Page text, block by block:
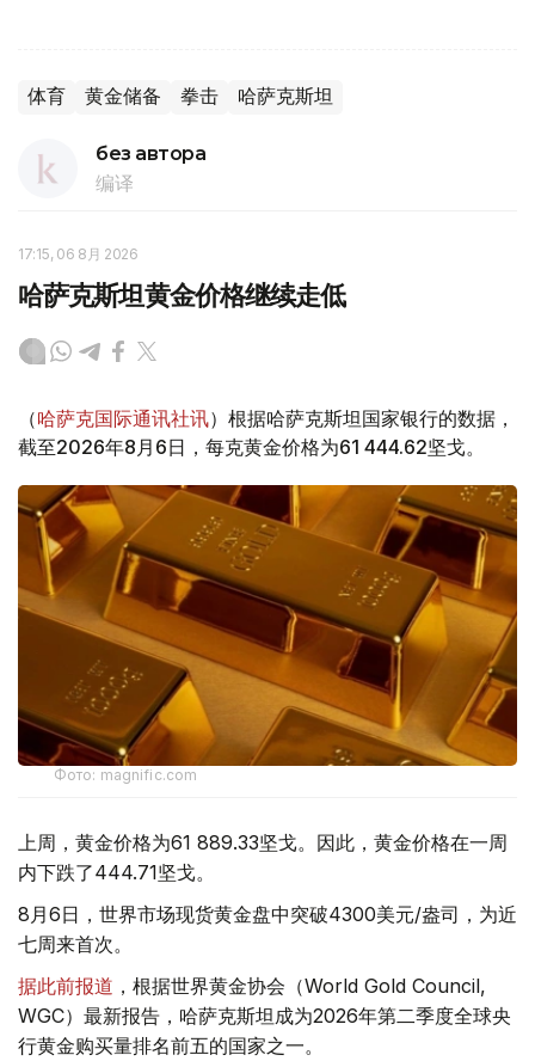
体育 黄金储备 拳击 哈萨克斯坦
без автора
编译
17:15, 06 8月 2026
哈萨克斯坦黄金价格继续走低
（哈萨克国际通讯社讯）根据哈萨克斯坦国家银行的数据，
截至2026年8月6日，每克黄金价格为61 444.62坚戈。
Фото: magnific.com
上周，黄金价格为61 889.33坚戈。因此，黄金价格在一周
内下跌了444.71坚戈。
8月6日，世界市场现货黄金盘中突破4300美元/盎司，为近
七周来首次。
据此前报道 ，根据世界黄金协会（World Gold Council,
WGC）最新报告，哈萨克斯坦成为2026年第二季度全球央
行黄金购买量排名前五的国家之一。